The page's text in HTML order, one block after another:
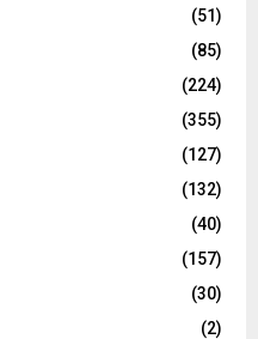
(51)
(85)
(224)
(355)
(127)
(132)
(40)
(157)
(30)
(2)